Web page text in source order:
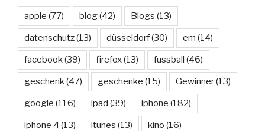
apple (77) blog(42) Blogs (13)
datenschutz(13) düsseldorf(30) em (14)
facebook(39) firefox(13) fussball (46)
geschenk(47) geschenke (15) Gewinner(13)
google (116) ipad (39) iphone (182)
iphone 4 (13) itunes (13) kino (16)